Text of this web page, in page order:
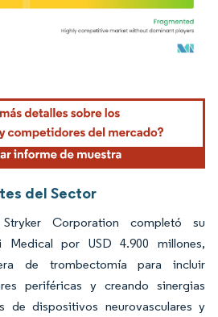
uso requiere atribución según CC BY 4.0.
del Sector
Corporation completó su
Medical por USD 4.900 millones,
de trombectomía para incluir
periféricas y creando sinergias
de dispositivos neurovasculares y